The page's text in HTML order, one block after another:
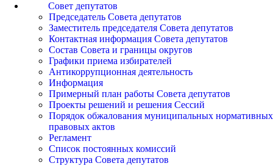
Совет депутатов
Председатель Совета депутатов
Заместитель председателя Совета депутатов
Контактная информация Совета депутатов
Состав Совета и границы округов
Графики приема избирателей
Антикоррупционная деятельность
Информация
Примерный план работы Совета депутатов
Проекты решений и решения Сессий
Порядок обжалования муниципальных нормативных
правовых актов
Регламент
Список постоянных комиссий
Структура Совета депутатов